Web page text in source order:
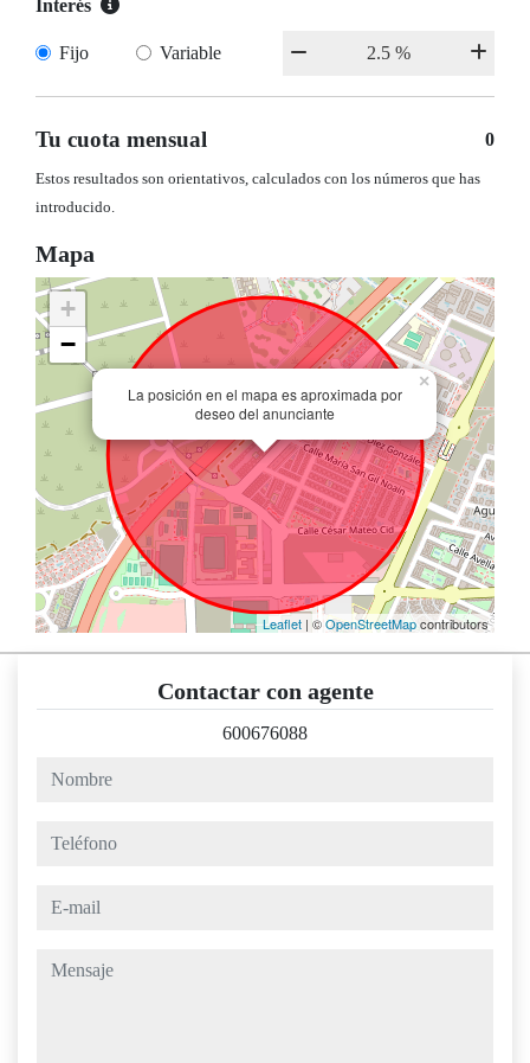
Interés
Fijo Variable
Tu cuota mensual 0
Estos resultados son orientativos, calculados con los números que has
introducido.
Mapa
La posición en el mapa es aproximada por
deseo del anunciante
×
+
−
Leaflet | ©OpenStreetMapcontributors
Contactar con agente
600676088
nombre
teléfono
e-mail
mensaje